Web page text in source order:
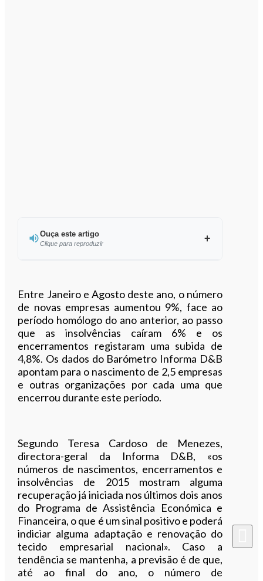
Ouça este artigo
Clique para reproduzir
Entre Janeiro e Agosto deste ano, o número
de novas empresas aumentou 9%, face ao
período homólogo do ano anterior, ao passo
que as insolvências caíram 6% e os
encerramentos registaram uma subida de
4,8%. Os dados do Barómetro Informa D&B
apontam para o nascimento de 2,5 empresas
e outras organizações por cada uma que
encerrou durante este período.
Segundo Teresa Cardoso de Menezes,
directora-geral da Informa D&B, «os
números de nascimentos, encerramentos e
insolvências de 2015 mostram alguma
recuperação já iniciada nos últimos dois anos
do Programa de Assistência Económica e
Financeira, o que é um sinal positivo e poderá
indiciar alguma adaptação e renovação do
tecido empresarial nacional». Caso a
tendência se mantenha, a previsão é de que,
até ao final do ano, o número de